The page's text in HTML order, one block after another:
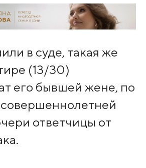
в суде, такая же
(13/30)
его бывшей жене, по
ответчицы от